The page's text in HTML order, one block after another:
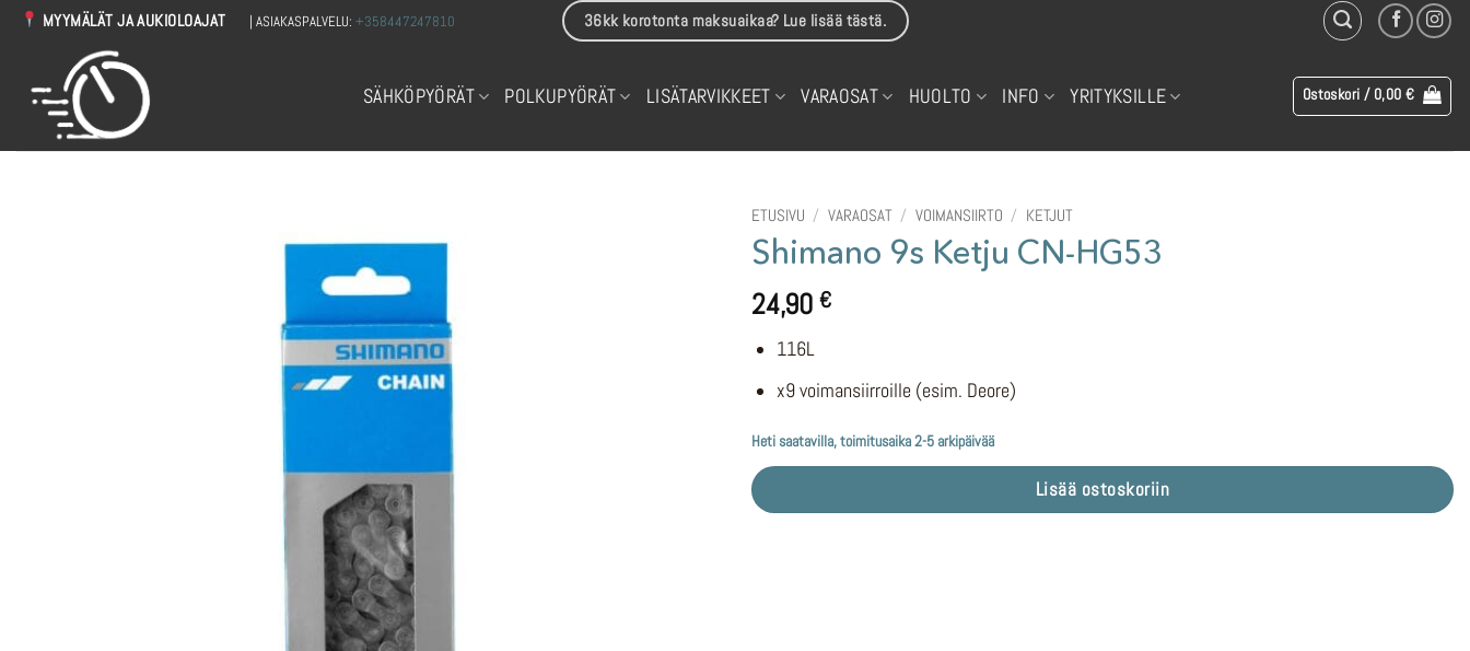
Skip
MYYMÄLÄT JA AUKIOLOAJAT | ASIAKASPALVELU:+358447247810 36kk korotonta maksuaikaa? Lue lisää tästä.
SÄHKÖPYÖRÄT POLKUPYÖRÄT LISÄTARVIKKEET VARAOSAT HUOLTO INFO YRITYKSILLE Ostoskori / 0,00 €
ETUSIVU / VARAOSAT / VOIMANSIIRTO / KETJUT
Shimano 9s Ketju CN-HG53
24,90 €
116L
x9 voimansiirroille (esim. Deore)
Heti saatavilla, toimitusaika 2-5 arkipäivää
Lisää ostoskoriin